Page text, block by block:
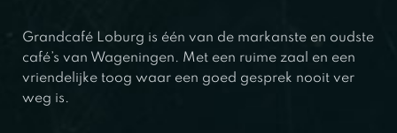
Grandcafé Loburg is één van de markanste en oudste
café’s van Wageningen. Met een ruime zaal en een
vriendelijke toog waar een goed gesprek nooit ver
weg is.